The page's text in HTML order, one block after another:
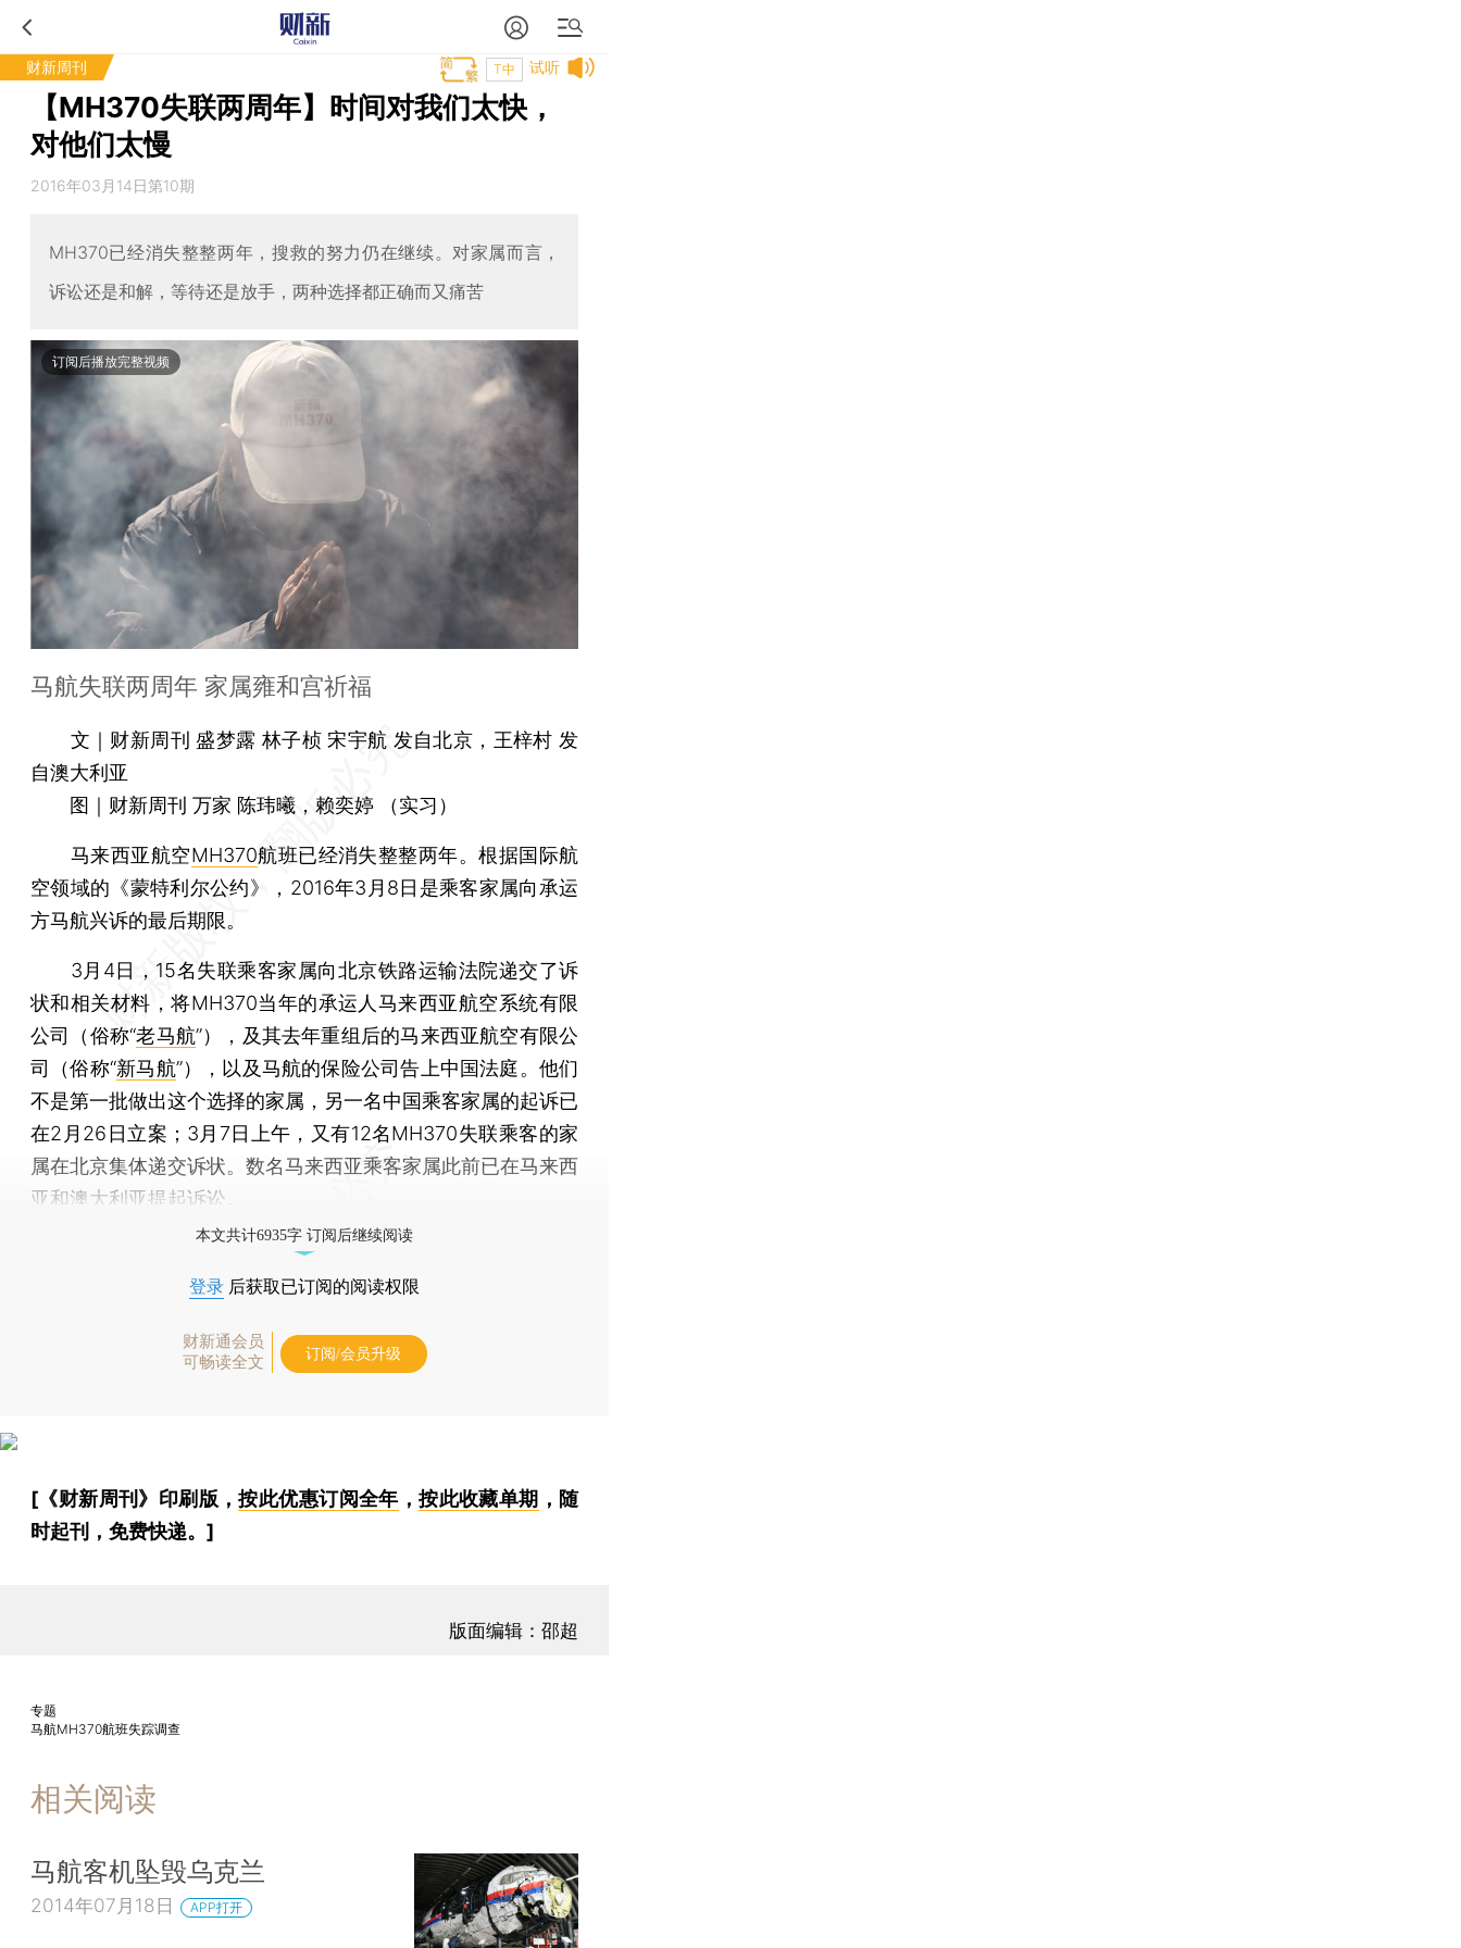
财新周刊 试听
T中
【MH370失联两周年】时间对我们太快，
对他们太慢
2016年03月14日第10期
MH370已经消失整整两年，搜救的努力仍在继续。对家属而言，
诉讼还是和解，等待还是放手，两种选择都正确而又痛苦
订阅后播放完整视频
马航失联两周年 家属雍和宫祈福
文｜财新周刊 盛梦露 林子桢 宋宇航 发自北京，王梓村 发
自澳大利亚
图｜财新周刊 万家 陈玮曦，赖奕婷 （实习）
马来西亚航空MH370航班已经消失整整两年。根据国际航
空领域的《蒙特利尔公约》，2016年3月8日是乘客家属向承运
方马航兴诉的最后期限。
3月4日，15名失联乘客家属向北京铁路运输法院递交了诉
状和相关材料，将MH370当年的承运人马来西亚航空系统有限
公司（俗称“老马航”），及其去年重组后的马来西亚航空有限公
司（俗称“新马航”），以及马航的保险公司告上中国法庭。他们
不是第一批做出这个选择的家属，另一名中国乘客家属的起诉已
在2月26日立案；3月7日上午，又有12名MH370失联乘客的家
属在北京集体递交诉状。数名马来西亚乘客家属此前已在马来西
亚和澳大利亚提起诉讼。
本文共计6935字 订阅后继续阅读
登录 后获取已订阅的阅读权限
财新通会员
可畅读全文
订阅/会员升级
[《财新周刊》印刷版，按此优惠订阅全年 ，按此收藏单期 ，随
时起刊，免费快递。]
版面编辑：邵超
专题
马航MH370航班失踪调查
相关阅读
马航客机坠毁乌克兰
2014年07月18日 APP打开